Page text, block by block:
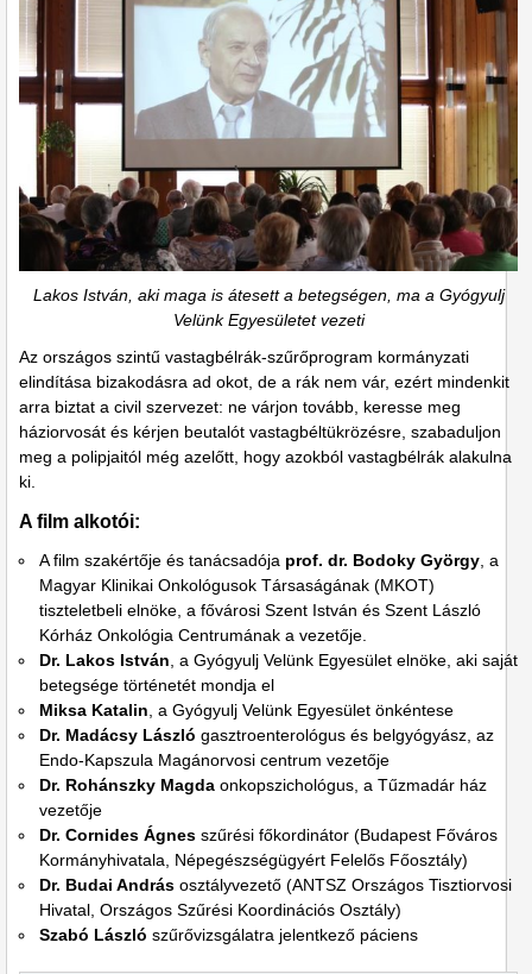
Lakos István, aki maga is átesett a betegségen, ma a Gyógyulj
Velünk Egyesületet vezeti
Az országos szintű vastagbélrák-szűrőprogram kormányzati
elindítása bizakodásra ad okot, de a rák nem vár, ezért mindenkit
arra biztat a civil szervezet: ne várjon tovább, keresse meg
háziorvosát és kérjen beutalót vastagbéltükrözésre, szabaduljon
meg a polipjaitól még azelőtt, hogy azokból vastagbélrák alakulna
ki.
A film alkotói:
A film szakértője és tanácsadója prof. dr. Bodoky György , a
Magyar Klinikai Onkológusok Társaságának (MKOT)
tiszteletbeli elnöke, a fővárosi Szent István és Szent László
Kórház Onkológia Centrumának a vezetője.
Dr. Lakos István , a Gyógyulj Velünk Egyesület elnöke, aki saját
betegsége történetét mondja el
Miksa Katalin , a Gyógyulj Velünk Egyesület önkéntese
Dr. Madácsy László gasztroenterológus és belgyógyász, az
Endo-Kapszula Magánorvosi centrum vezetője
Dr. Rohánszky Magda onkopszichológus, a Tűzmadár ház
vezetője
Dr. Cornides Ágnes szűrési főkordinátor (Budapest Főváros
Kormányhivatala, Népegészségügyért Felelős Főosztály)
Dr. Budai András osztályvezető (ANTSZ Országos Tisztiorvosi
Hivatal, Országos Szűrési Koordinációs Osztály)
Szabó László szűrővizsgálatra jelentkező páciens